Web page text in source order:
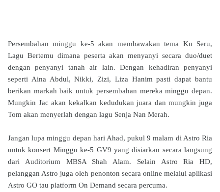
Persembahan minggu ke-5 akan membawakan tema Ku Seru,
Lagu Bertemu dimana peserta akan menyanyi secara duo/duet
dengan penyanyi tanah air lain. Dengan kehadiran penyanyi
seperti Aina Abdul, Nikki, Zizi, Liza Hanim pasti dapat bantu
berikan markah baik untuk persembahan mereka minggu depan.
Mungkin Jac akan kekalkan kedudukan juara dan mungkin juga
Tom akan menyerlah dengan lagu Senja Nan Merah.
Jangan lupa minggu depan hari Ahad, pukul 9 malam di Astro Ria
untuk konsert Minggu ke-5 GV9 yang disiarkan secara langsung
dari Auditorium MBSA Shah Alam. Selain Astro Ria HD,
pelanggan Astro juga oleh penonton secara online melalui aplikasi
Astro GO tau platform On Demand secara percuma.